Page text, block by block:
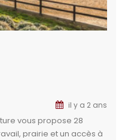
il y a 2 ans
vous propose 28
prairie et un accès à